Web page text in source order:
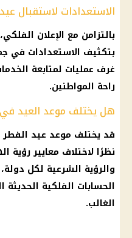
الاستعدادات لاستقبال عيد
بالتزامن مع الإعلان
بتكثيف الاستعدادات في
غرف عمليات لمتابعة
راحة المواطنين.
هل يختلف موعد العيد في
قد يختلف موعد عيد الفطر
نظرًا لاختلاف معاييررؤية
والرؤية الشرعية لكل
الحسابات الفلكية الحديثة
الغالب.